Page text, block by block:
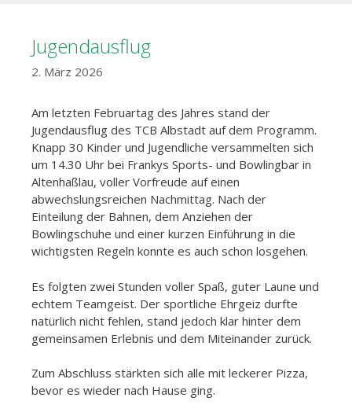
Jugendausflug
2. März 2026
Am letzten Februartag des Jahres stand der
Jugendausflug des TCB Albstadt auf dem Programm.
Knapp 30 Kinder und Jugendliche versammelten sich
um 14.30 Uhr bei Frankys Sports- und Bowlingbar in
Altenhaßlau, voller Vorfreude auf einen
abwechslungsreichen Nachmittag. Nach der
Einteilung der Bahnen, dem Anziehen der
Bowlingschuhe und einer kurzen Einführung in die
wichtigsten Regeln konnte es auch schon losgehen.
Es folgten zwei Stunden voller Spaß, guter Laune und
echtem Teamgeist. Der sportliche Ehrgeiz durfte
natürlich nicht fehlen, stand jedoch klar hinter dem
gemeinsamen Erlebnis und dem Miteinander zurück.
Zum Abschluss stärkten sich alle mit leckerer Pizza,
bevor es wieder nach Hause ging.